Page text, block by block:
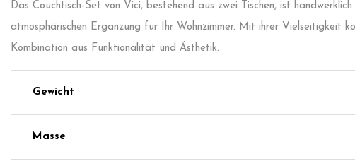
Das Couchtisch-Set von Vici, bestehend aus zwei Tischen, ist
atmosphärischen Ergänzung für Ihr Wohnzimmer. Mit ihrer Vielseitigkeit
Kombination aus Funktionalität und Ästhetik.
Gewicht
Masse